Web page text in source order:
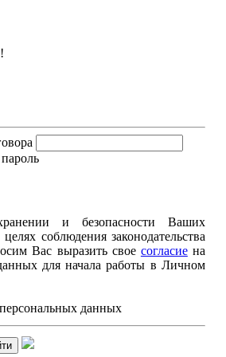
и безопасности Ваших
соблюдения законодательства
Вас выразить свое согласиена
для начала работы в Личном
данных